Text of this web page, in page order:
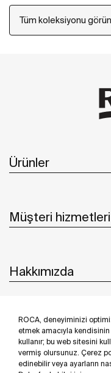
ROCA, deneyiminizi
etmek amacıyla
kullanır; bu web sitesini
vermiş olursunuz. Çerez
edinebilir veya ayarların
Tüm koleksiyonu
Ürünler
Müşteri hizmetleri
Hakkımızda
İlham & Fikirler